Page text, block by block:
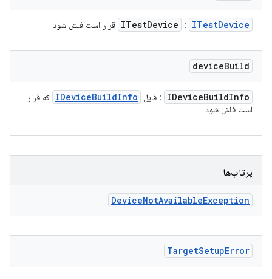
ITestDevice : ITestDevice قرار است فلش شود
deviceBuild
IDeviceBuildInfo : فایل IDeviceBuildInfo
که قرار
است فلش شود
پرتاب‌ها
DeviceNotAvailableException
TargetSetupError